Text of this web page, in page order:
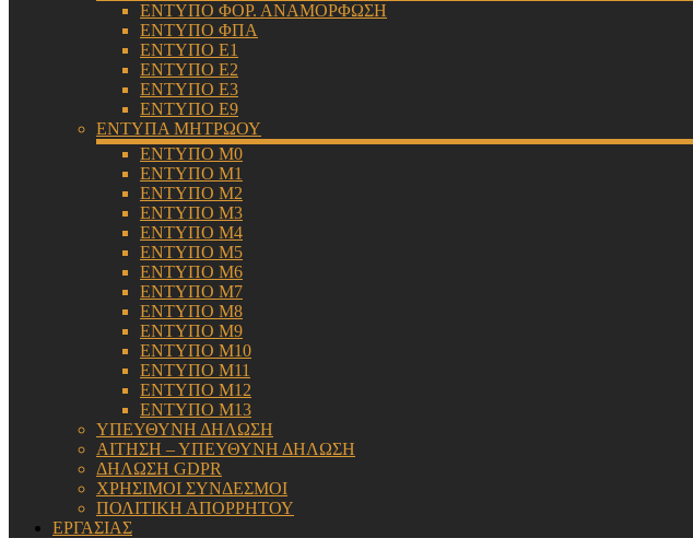
ΕΝΤΥΠΟ ΦΟΡ. ΑΝΑΜΟΡΦΩΣΗ
ΕΝΤΥΠΟ ΦΠΑ
ΕΝΤΥΠΟ Ε1
ΕΝΤΥΠΟ Ε2
ΕΝΤΥΠΟ Ε3
ΕΝΤΥΠΟ Ε9
ΕΝΤΥΠΑ ΜΗΤΡΩΟΥ
ΕΝΤΥΠΟ Μ0
ΕΝΤΥΠΟ Μ1
ΕΝΤΥΠΟ Μ2
ΕΝΤΥΠΟ Μ3
ΕΝΤΥΠΟ Μ4
ΕΝΤΥΠΟ Μ5
ΕΝΤΥΠΟ Μ6
ΕΝΤΥΠΟ Μ7
ΕΝΤΥΠΟ Μ8
ΕΝΤΥΠΟ Μ9
ΕΝΤΥΠΟ Μ10
ΕΝΤΥΠΟ Μ11
ΕΝΤΥΠΟ Μ12
ΕΝΤΥΠΟ Μ13
ΥΠΕΥΘΥΝΗ ΔΗΛΩΣΗ
ΑΙΤΗΣΗ – ΥΠΕΥΘΥΝΗ ΔΗΛΩΣΗ
ΔΗΛΩΣΗ GDPR
ΧΡΗΣΙΜΟΙ ΣΥΝΔΕΣΜΟΙ
ΠΟΛΙΤΙΚΗ ΑΠΟΡΡΗΤΟΥ
ΕΡΓΑΣΙΑΣ